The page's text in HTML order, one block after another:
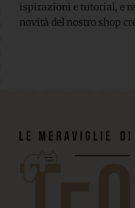
ispirazioni e tutorial, e
novità del nostro shop